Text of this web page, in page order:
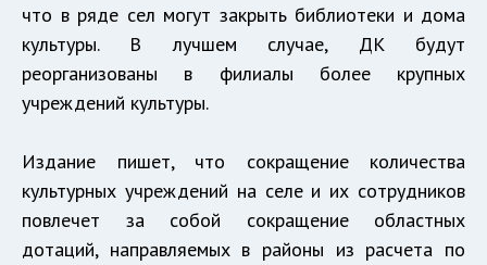
что в ряде сел могут закрыть библиотеки и дома
культуры. В лучшем случае, ДК будут
реорганизованы в филиалы более крупных
учреждений культуры.
Издание пишет, что сокращение количества
культурных учреждений на селе и их сотрудников
повлечет за собой сокращение областных
дотаций, направляемых в районы из расчета по